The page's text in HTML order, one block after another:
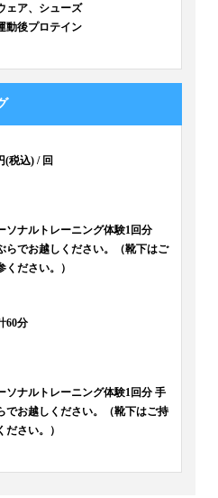
ェア、シューズ
動後プロテイン
(税込) / 回
ソナルトレーニング体験1回分
らでお越しください。（靴下はご
ください。）
60分
ソナルトレーニング体験1回分 手
でお越しください。（靴下はご持
ださい。）